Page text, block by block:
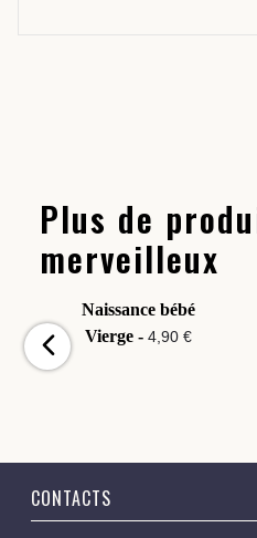
Plus de
merveilleux
Naissance bébé
Vierge -4,90 €
CONTACTS